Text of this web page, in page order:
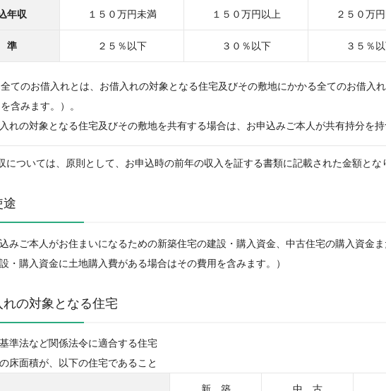
年収 １５０万円未満 １５０万円以上 ２５０万
準 ２５％以下 ３０％以下 ３５％
全てのお借入れとは、お借入れの対象となる住宅及びその敷地にかかる全てのお借入
を含みます。）。
れの対象となる住宅及びその敷地を共有する場合は、お申込みご本人が共有持分を持
については、原則として、お申込時の前年の収入を証する書類に記載された金額とな
途
みご本人がお住まいになるための新築住宅の建設・購入資金、中古住宅の購入資金
設・購入資金に土地購入費がある場合はその費用を含みます。）
れの対象となる住宅
準法など関係法令に適合する住宅
床面積が、以下の住宅であること